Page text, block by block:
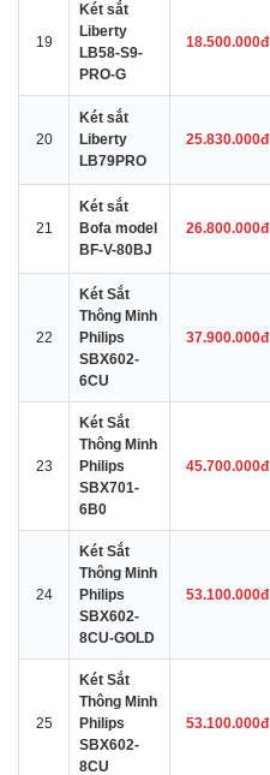
19
Két sắt
Liberty
LB58-S9-
PRO-G
18.500.000đ
20
Két sắt
Liberty
LB79PRO
25.830.000đ
21
Két sắt
Bofa model
BF-V-80BJ
26.800.000đ
22
Két Sắt
Thông Minh
Philips
SBX602-
6CU
37.900.000đ
23
Két Sắt
Thông Minh
Philips
SBX701-
6B0
45.700.000đ
24
Két Sắt
Thông Minh
Philips
SBX602-
8CU-GOLD
53.100.000đ
25
Két Sắt
Thông Minh
Philips
SBX602-
8CU
53.100.000đ